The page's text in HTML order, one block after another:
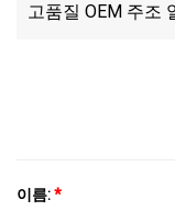
고품질 OEM 주조
이름:*